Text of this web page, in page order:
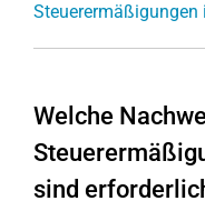
Steuerermäßigungen
Welche
sind